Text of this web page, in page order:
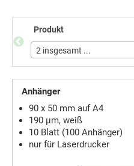
Produkt
2 insgesamt ...
Anhänger
90 x 50 mm auf A4
190 µm, weiß
10 Blatt (100 Anhänger)
nur für Laserdrucker